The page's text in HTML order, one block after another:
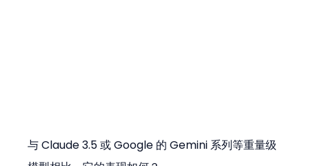
与 Claude 3.5 或 Google 的 Gemini 系列等重量级